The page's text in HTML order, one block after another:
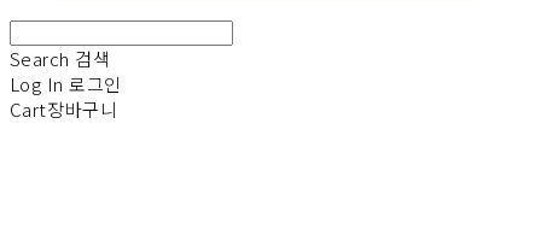
Search 검색
Log In 로그인
Cart장바구니